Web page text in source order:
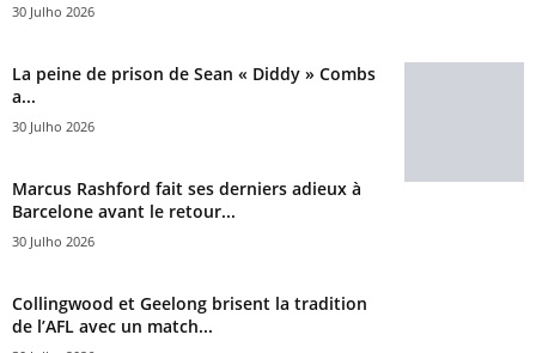
30 Julho 2026
La peine de prison de Sean « Diddy » Combs
a...
30 Julho 2026
Marcus Rashford fait ses derniers adieux à
Barcelone avant le retour...
30 Julho 2026
Collingwood et Geelong brisent la tradition
de l’AFL avec un match...